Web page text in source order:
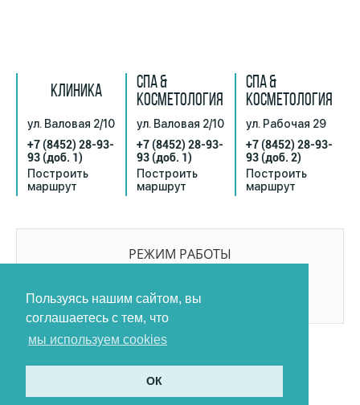
Пользуясь нашим сайтом, вы
соглашаетесь с тем, что
мы используем cookies
ОК
КЛИНИКА
ул. Валовая 2/10
+7 (8452) 28-93-
93(доб. 1)
Построить
маршрут
СПА &
КОСМЕТОЛОГИЯ
ул. Валовая 2/10
+7 (8452) 28-93-
93(доб. 1)
Построить
маршрут
СПА &
КОСМЕТОЛОГИЯ
ул. Рабочая 29
+7 (8452) 28-93-
93(доб. 2)
Построить
маршрут
РЕЖИМ РАБОТЫ
БЕЗ ПЕРЕРЫВОВ И ВЫХОДНЫХ